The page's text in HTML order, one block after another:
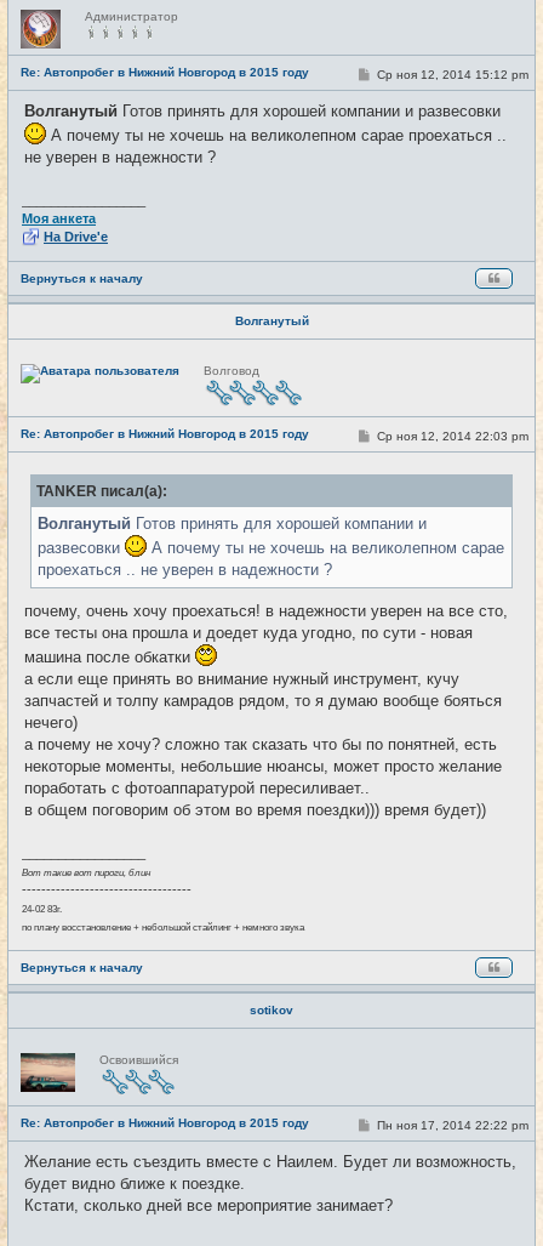
Н
е
в
с
е
т
и
Администратор
Re: Автопробег в Нижний Новгород в 2015 году #13
С
о
б
щ
Ср ноя 12, 2014 15:12 pm
Волганутый Готов принять для хорошей компании и развесовки
А почему ты не хочешь на великолепном сарае проехаться ..
не уверен в надежности ?
Моя анкета
На Drive'e
Вернуться к началу
Волганутый
Н
е
е
т
и
Волговод
Re: Автопробег в Нижний Новгород в 2015 году #14
С
о
б
е
н
е
Ср ноя 12, 2014 22:03 pm
TANKER писал(а):
Волганутый Готов принять для хорошей компании и
развесовки
А почему ты не хочешь на великолепном сарае
проехаться .. не уверен в надежности ?
почему, очень хочу проехаться! в надежности уверен на все сто,
все тесты она прошла и доедет куда угодно, по сути - новая
машина после обкатки
а если еще принять во внимание нужный инструмент, кучу
запчастей и толпу камрадов рядом, то я думаю вообще бояться
нечего)
а почему не хочу? сложно так сказать что бы по понятней, есть
некоторые моменты, небольшие нюансы, может просто желание
поработать с фотоаппаратурой пересиливает..
в общем поговорим об этом во время поездки))) время будет))
Вот такие вот пироги, блин
-----------------------------------
24-02 83г.
по плану восстановление + небольшой стайлинг + немного звука
Вернуться к началу
sotikov
Н
е
в
с
е
т
и
Освоившийся
Re: Автопробег в Нижний Новгород в 2015 году #15
С
о
б
н
Пн ноя 17, 2014 22:22 pm
Желание есть съездить вместе с Наилем. Будет ли возможность,
будет видно ближе к поездке.
Кстати, сколько дней все мероприятие занимает?